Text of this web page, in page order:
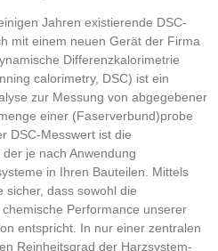
Jahren existierende DSC-
mit einem neuen Gerät der Firma
Differenzkalorimetrie
calorimetry, DSC) ist ein
zur Messung von abgegebener
einer (Faserverbund)probe
DSC-Messwert ist die
je nach Anwendung
in Ihren Bauteilen. Mittels
sicher, dass sowohl die
Performance unserer
entspricht. In nur einer zentralen
Reinheitsgrad der Harzsystem-